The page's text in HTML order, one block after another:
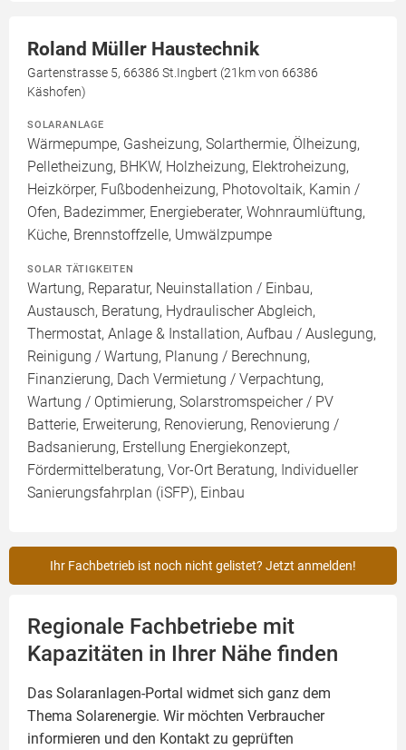
Roland Müller Haustechnik
Gartenstrasse 5, 66386 St.Ingbert (21km von 66386
Käshofen)
SOLARANLAGE
Wärmepumpe, Gasheizung, Solarthermie, Ölheizung,
Pelletheizung, BHKW, Holzheizung, Elektroheizung,
Heizkörper, Fußbodenheizung, Photovoltaik, Kamin /
Ofen, Badezimmer, Energieberater, Wohnraumlüftung,
Küche, Brennstoffzelle, Umwälzpumpe
SOLAR TÄTIGKEITEN
Wartung, Reparatur, Neuinstallation / Einbau,
Austausch, Beratung, Hydraulischer Abgleich,
Thermostat, Anlage & Installation, Aufbau / Auslegung,
Reinigung / Wartung, Planung / Berechnung,
Finanzierung, Dach Vermietung / Verpachtung,
Wartung / Optimierung, Solarstromspeicher / PV
Batterie, Erweiterung, Renovierung, Renovierung /
Badsanierung, Erstellung Energiekonzept,
Fördermittelberatung, Vor-Ort Beratung, Individueller
Sanierungsfahrplan (iSFP), Einbau
Ihr Fachbetrieb ist noch nicht gelistet? Jetzt anmelden!
Regionale Fachbetriebe mit
Kapazitäten in Ihrer Nähe finden
Das Solaranlagen-Portal widmet sich ganz dem
Thema Solarenergie. Wir möchten Verbraucher
informieren und den Kontakt zu geprüften